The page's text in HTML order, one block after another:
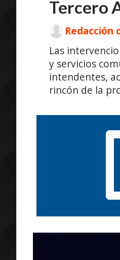
Tercero
Las
y servicios
intendentes,
rincón de la
Redacción